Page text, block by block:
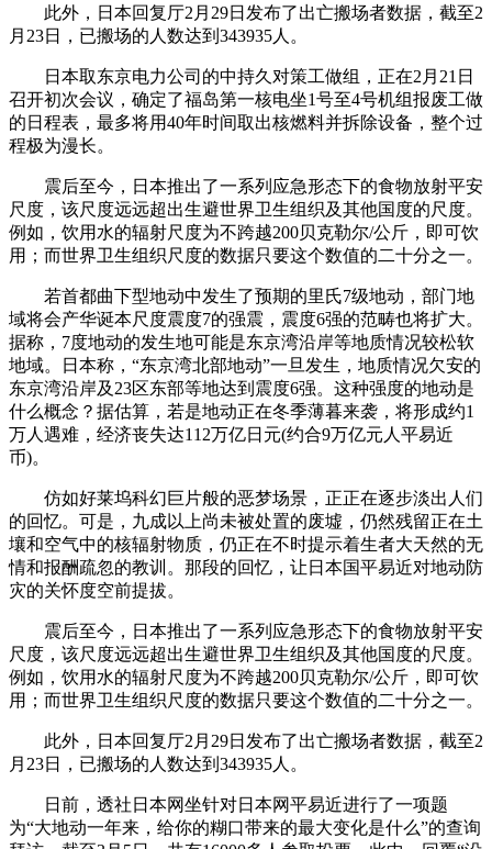
此外，日本回复厅2月29日发布了出亡搬场者数据，截至2
月23日，已搬场的人数达到343935人。
日本取东京电力公司的中持久对策工做组，正在2月21日
召开初次会议，确定了福岛第一核电坐1号至4号机组报废工做
的日程表，最多将用40年时间取出核燃料并拆除设备，整个过
程极为漫长。
震后至今，日本推出了一系列应急形态下的食物放射平安
尺度，该尺度远远超出生避世界卫生组织及其他国度的尺度。
例如，饮用水的辐射尺度为不跨越200贝克勒尔/公斤，即可饮
用；而世界卫生组织尺度的数据只要这个数值的二十分之一。
若首都曲下型地动中发生了预期的里氏7级地动，部门地
域将会产华诞本尺度震度7的强震，震度6强的范畴也将扩大。
据称，7度地动的发生地可能是东京湾沿岸等地质情况较松软
地域。日本称，“东京湾北部地动”一旦发生，地质情况欠安的
东京湾沿岸及23区东部等地达到震度6强。这种强度的地动是
什么概念？据估算，若是地动正在冬季薄暮来袭，将形成约1
万人遇难，经济丧失达112万亿日元(约合9万亿元人平易近
币)。
仿如好莱坞科幻巨片般的恶梦场景，正正在逐步淡出人们
的回忆。可是，九成以上尚未被处置的废墟，仍然残留正在土
壤和空气中的核辐射物质，仍正在不时提示着生者大天然的无
情和报酬疏忽的教训。那段的回忆，让日本国平易近对地动防
灾的关怀度空前提拔。
震后至今，日本推出了一系列应急形态下的食物放射平安
尺度，该尺度远远超出生避世界卫生组织及其他国度的尺度。
例如，饮用水的辐射尺度为不跨越200贝克勒尔/公斤，即可饮
用；而世界卫生组织尺度的数据只要这个数值的二十分之一。
此外，日本回复厅2月29日发布了出亡搬场者数据，截至2
月23日，已搬场的人数达到343935人。
日前，透社日本网坐针对日本网平易近进行了一项题
为“大地动一年来，给你的糊口带来的最大变化是什么”的查询